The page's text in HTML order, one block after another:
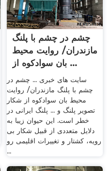
چشم در چشم با پلنگ
مازندران/ روایت محیط
بان سوادکوه از ...
سایت های خبری ... چشم در
چشم با پلنگ مازندران/ روایت
محیط بان سوادکوه از شکار
تصویر پلنگ و ... پلنگ ایرانی در
خطر است. این حیوان زیبا به
دلایل متعددی از قبیل شکار بی
رویه، کشتار و تغییرات اقلیمی رو
...